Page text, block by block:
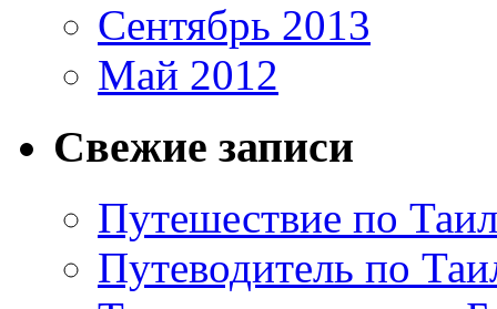
Сентябрь 2013
Май 2012
Свежие записи
Путешествие по
Путеводитель по